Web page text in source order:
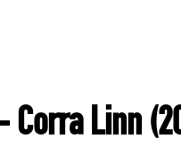
Linn